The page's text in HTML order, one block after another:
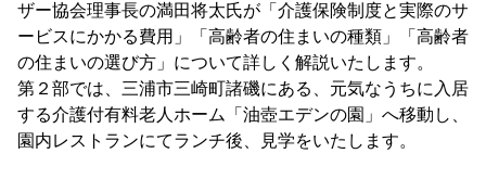
ザー協会理事長の満田将太氏が「介護保険制度と実際のサ
ービスにかかる費用」「高齢者の住まいの種類」「高齢者
の住まいの選び方」について詳しく解説いたします。
第２部では、三浦市三崎町諸磯にある、元気なうちに入居
する介護付有料老人ホーム「油壺エデンの園」へ移動し、
園内レストランにてランチ後、見学をいたします。